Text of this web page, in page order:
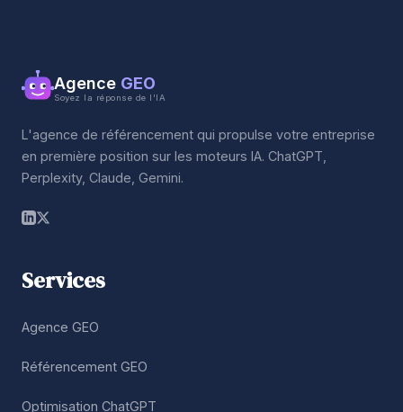
Agence GEO
Soyez la réponse de l'IA
L'agence de référencement qui propulse votre entreprise
en première position sur les moteurs IA. ChatGPT,
Perplexity, Claude, Gemini.
Services
Agence GEO
Référencement GEO
Optimisation ChatGPT